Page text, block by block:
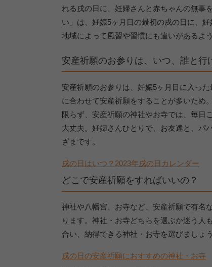
れる戌の日に、妊婦さんと赤ちゃんの無事
い」は、妊娠5ヶ月目の最初の戌の日に、
地域によって風習や習慣にも違いがあるよう
安産祈願のお参りは、いつ、誰と行
安産祈願のお参りは、妊娠5ヶ月目に入っ
に合わせて安産祈願をすることが多いため
限らず、安産祈願の神社やお寺では、毎日
大丈夫。妊婦さんひとりで、お友達と、パ
ざまです。
戌の日はいつ？2023年戌の日カレンダー
どこで安産祈願をすればいいの？
神社や八幡宮、お寺など、安産祈願で有名
ります。神社・お寺どちらを選ぶか迷う人
合い、納得できる神社・お寺を選びましょう
戌の日の安産祈願におすすめの神社・お寺